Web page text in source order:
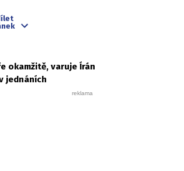
okamžitě, varuje Írán
jednáních